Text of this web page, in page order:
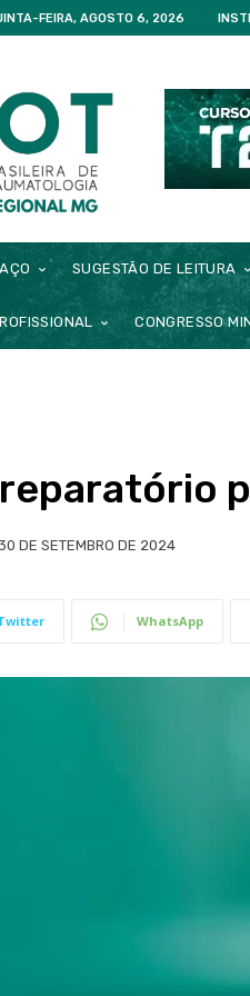
FEIRA, AGOSTO 6, 2026
SUGESTÃO DE LEITURA
CONGRESSO
DE SETEMBRO DE 2024
WhatsApp